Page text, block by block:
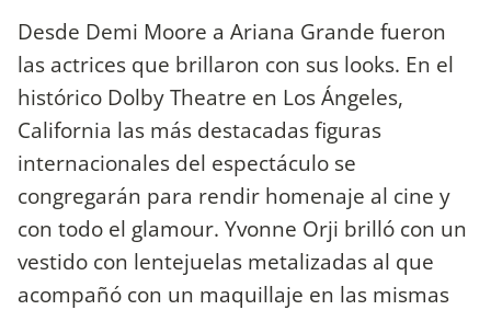
Desde Demi Moore a Ariana Grande fueron
las actrices que brillaron con sus looks. En el
histórico Dolby Theatre en Los Ángeles,
California las más destacadas figuras
internacionales del espectáculo se
congregarán para rendir homenaje al cine y
con todo el glamour. Yvonne Orji brilló con un
vestido con lentejuelas metalizadas al que
acompañó con un maquillaje en las mismas